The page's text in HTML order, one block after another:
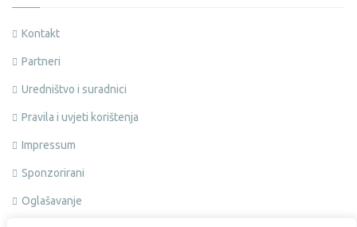
Kontakt
Partneri
Uredništvo i suradnici
Pravila i uvjeti korištenja
Impressum
Sponzorirani
Oglašavanje